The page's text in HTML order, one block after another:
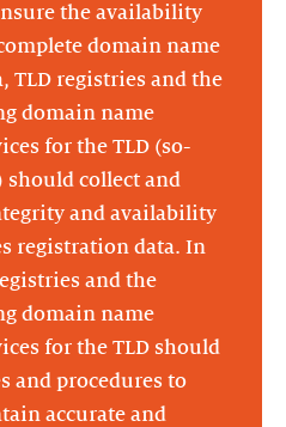
the availability
domain name
TLD registries and the
domain name
for the TLD (so-
should collect and
and availability
registration data. In
and the
domain name
for the TLD should
and procedures to
accurate and